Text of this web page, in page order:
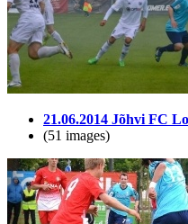
21.06.2014 Jõhvi FC
(51 images)